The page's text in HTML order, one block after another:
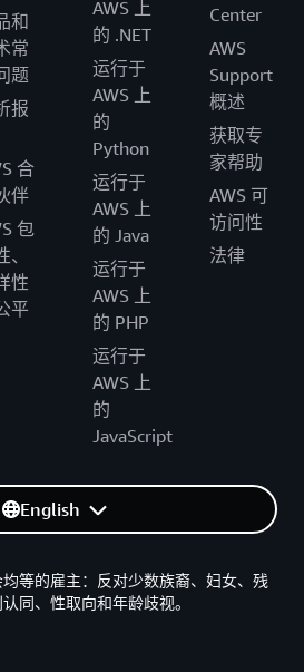
和
常
题
报
合
伴
包
、
性
平
AWS 上
的 .NET
运行于
AWS 上
的
Python
运行于
AWS 上
的 Java
运行于
AWS 上
的 PHP
运行于
AWS 上
的
JavaScript
Center
AWS
Support
概述
获取专
家帮助
AWS 可
访问性
法律
English
等的雇主：反对少数族裔、妇女、残
同、性取向和年龄歧视。